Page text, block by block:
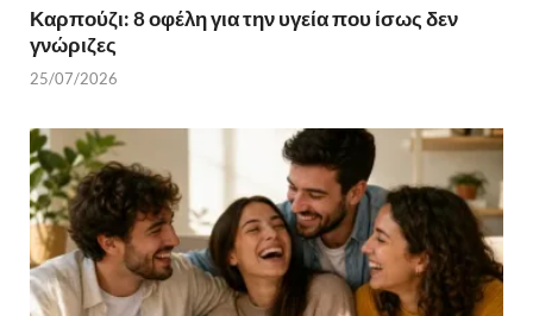
Καρπούζι: 8 οφέλη για την υγεία που ίσως δεν
γνώριζες
25/07/2026